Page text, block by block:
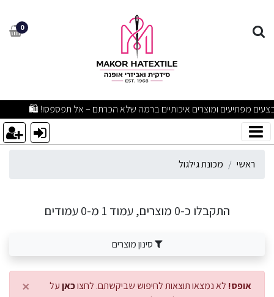
מכונת גילגול 0
מבצעים מפתיעים ומוצרים איכותיים ברמה שלא הכרתם – אל תפספסו! 🛍️
ראשי מכונת גילגול
התקבלו כ-0 מוצרים, עמוד 1 מ-0 עמודים
סינון מוצרים
× אופס! לא נמצאו תוצאות לחיפוש שביקשתם. לחצוכאןעל